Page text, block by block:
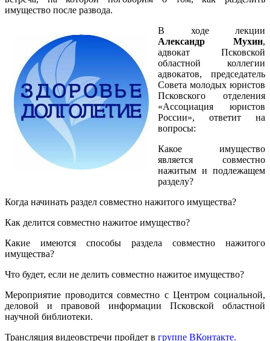
имущество после развода.
В ходе лекции
Александр Мухин,
адвокат Псковской
областной коллегии
адвокатов, председатель
Совета молодых юристов
Псковского отделения
«Ассоциация юристов
России», ответит на
вопросы:
Какое имущество
является совместно
нажитым и подлежащем
разделу?
Когда начинать раздел совместно нажитого имущества?
Как делится совместно нажитое имущество?
Какие имеются способы раздела совместно нажитого
имущества?
Что будет, если не делить совместно нажитое имущество? ​
Мероприятие проводится совместно с Центром социальной,
деловой и правовой информации Псковской областной
научной библиотеки.
Трансляция видеовстречи пройдет в группе ВКонтакте.